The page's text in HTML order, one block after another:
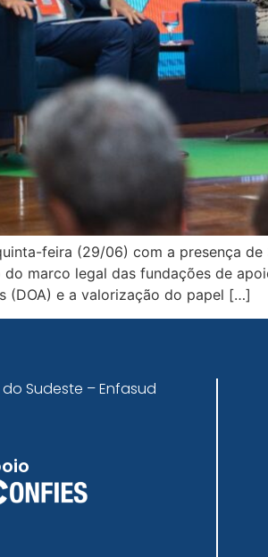
feira (29/06) com a presença
marco legal das fundações de
(DOA) e a valorização do papel […]
Sudeste – Enfasud